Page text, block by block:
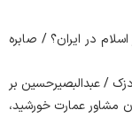
‌در ایران؟ / صابره
/ عبدالبصیرحسین بر
مشاور عمارت خورشید،